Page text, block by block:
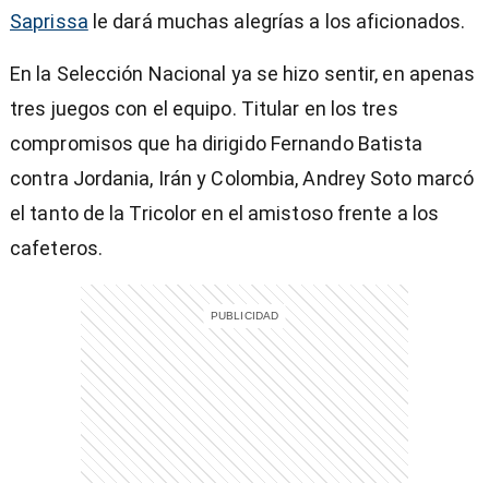
Saprissa le dará muchas alegrías a los aficionados.
En la Selección Nacional ya se hizo sentir, en apenas
tres juegos con el equipo. Titular en los tres
compromisos que ha dirigido Fernando Batista
contra Jordania, Irán y Colombia, Andrey Soto marcó
el tanto de la Tricolor en el amistoso frente a los
cafeteros.